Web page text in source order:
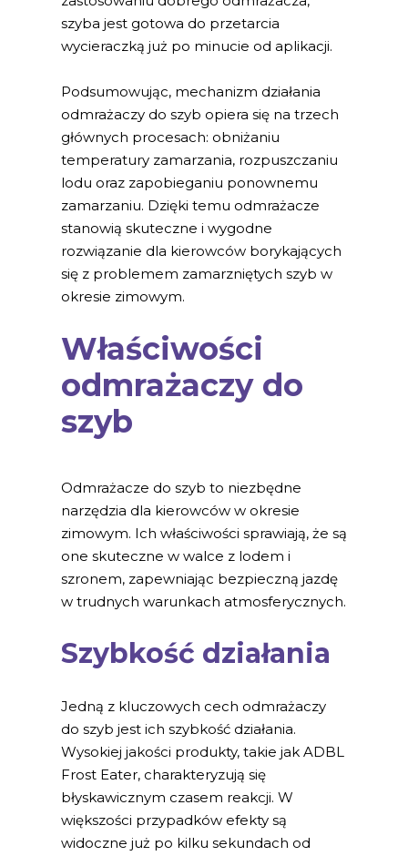
szyba jest gotowa do przetarcia
wycieraczką już po minucie od aplikacji.
Podsumowując, mechanizm działania
odmrażaczy do szyb opiera się na trzech
głównych procesach: obniżaniu
temperatury zamarzania, rozpuszczaniu
lodu oraz zapobieganiu ponownemu
zamarzaniu. Dzięki temu odmrażacze
stanowią skuteczne i wygodne
rozwiązanie dla kierowców borykających
się z problemem zamarzniętych szyb w
okresie zimowym.
Właściwości
odmrażaczy do
szyb
Odmrażacze do szyb to niezbędne
narzędzia dla kierowców w okresie
zimowym. Ich właściwości sprawiają, że są
one skuteczne w walce z lodem i
szronem, zapewniając bezpieczną jazdę
w trudnych warunkach atmosferycznych.
Szybkość działania
Jedną z kluczowych cech odmrażaczy
do szyb jest ich szybkość działania.
Wysokiej jakości produkty, takie jak ADBL
Frost Eater, charakteryzują się
błyskawicznym czasem reakcji. W
większości przypadków efekty są
widoczne już po kilku sekundach od